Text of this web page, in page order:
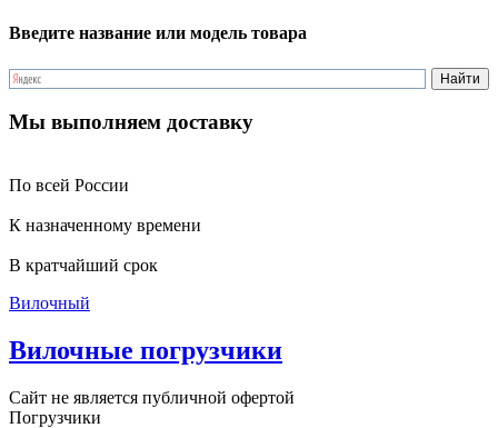
Введите название или модель товара
Мы выполняем доставку
По всей России
К назначенному времени
В кратчайший срок
Вилочный
Вилочные погрузчики
Сайт не является публичной офертой
Погрузчики